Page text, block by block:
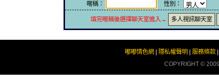
暱稱： 性別：
填完暱稱後選擇聊天室進入→ 多人視訊聊天室
嘟嘟情色網 隱私權聲明 服務條款
COPYRIGHT ©